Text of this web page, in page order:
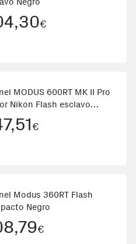
€
MODUS 600RT MK II Pro
Nikon Flash esclavo
€
Modus 360RT Flash
Negro
€